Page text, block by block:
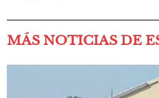
MÁS NOTICIAS DE